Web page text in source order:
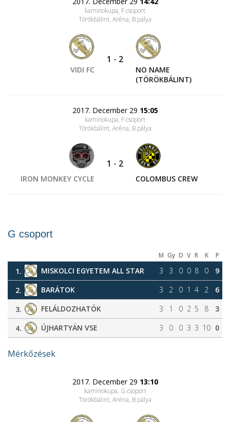
kaminokupa, F csoport
Törökbálint, Aréna, B pálya
VIDI FC
1 - 2
NO NAME
(TÖRÖKBÁLINT)
2017. December 29 15:05
kaminokupa, F csoport
Törökbálint, Aréna, B pálya
IRON MONKEY CYCLE
1 - 2
COLOMBUS CREW
G csoport
M Gy D V R K P
1. MISKOLCI EGYETEM ALL STAR 3 3 0 0 8 0
9
2.
BARÁTOK 3 2 0 1 4 2
6
3.
FELÁLDOZHATÓK 3 1 0 2 5 8
3
4.
ÚJHARTYÁN VSE 3 0 0 3 3 10 0
Mérkőzések
2017. December 29 13:10
kaminokupa, G csoport
Törökbálint, Aréna, B pálya